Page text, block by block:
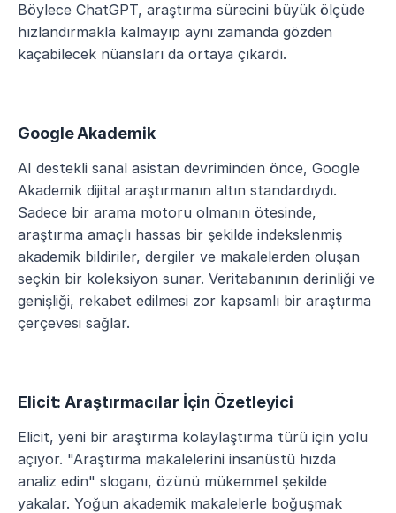
Böylece ChatGPT, araştırma sürecini büyük ölçüde
hızlandırmakla kalmayıp aynı zamanda gözden
kaçabilecek nüansları da ortaya çıkardı.
Google Akademik
AI destekli sanal asistan devriminden önce, Google
Akademik dijital araştırmanın altın standardıydı.
Sadece bir arama motoru olmanın ötesinde,
araştırma amaçlı hassas bir şekilde indekslenmiş
akademik bildiriler, dergiler ve makalelerden oluşan
seçkin bir koleksiyon sunar. Veritabanının derinliği ve
genişliği, rekabet edilmesi zor kapsamlı bir araştırma
çerçevesi sağlar.
Elicit: Araştırmacılar İçin Özetleyici
Elicit, yeni bir araştırma kolaylaştırma türü için yolu
açıyor. "Araştırma makalelerini insanüstü hızda
analiz edin" sloganı, özünü mükemmel şekilde
yakalar. Yoğun akademik makalelerle boğuşmak